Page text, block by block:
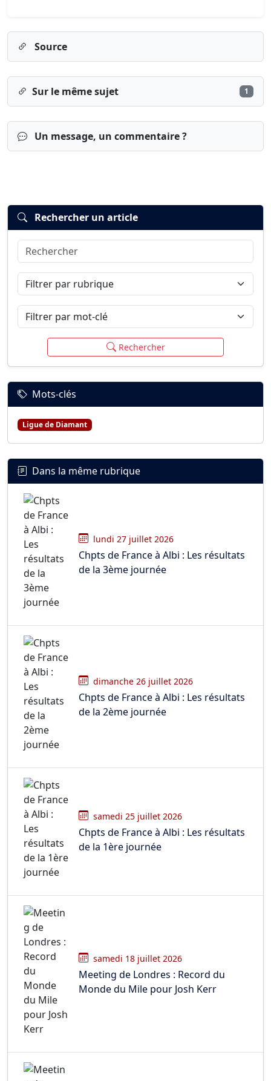
Source
Sur le même sujet 1
Un message, un commentaire ?
Connexion
Rechercher un article
Rechercher
Filtrer par rubrique
Filtrer par mot-clé
Rechercher
Mots-clés
Ligue de Diamant
Dans la même rubrique
lundi 27 juillet 2026
Chpts de France à Albi : Les résultats
de la 3ème journée
dimanche 26 juillet 2026
Chpts de France à Albi : Les résultats
de la 2ème journée
samedi 25 juillet 2026
Chpts de France à Albi : Les résultats
de la 1ère journée
samedi 18 juillet 2026
Meeting de Londres : Record du
Monde du Mile pour Josh Kerr